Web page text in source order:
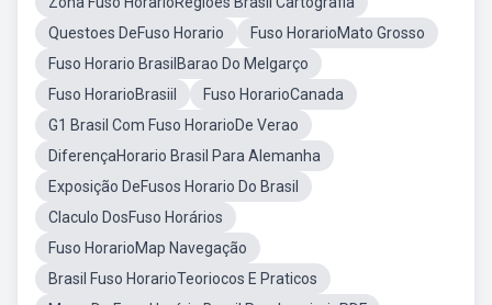
Questoes DeFuso Horario
Fuso HorarioMato Grosso
Fuso Horario BrasilBarao Do Melgarço
Fuso HorarioBrasiil
Fuso HorarioCanada
G1 Brasil Com Fuso HorarioDe Verao
DiferençaHorario Brasil Para Alemanha
Exposição DeFusos Horario Do Brasil
Claculo DosFuso Horários
Fuso HorarioMap Navegação
Brasil Fuso HorarioTeoriocos E Praticos